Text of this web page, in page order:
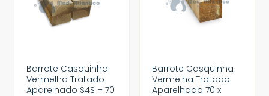
Barrote Casquinha
Vermelha Tratado
Aparelhado S4S – 70
Barrote Casquinha
Vermelha Tratado
Aparelhado 70 x